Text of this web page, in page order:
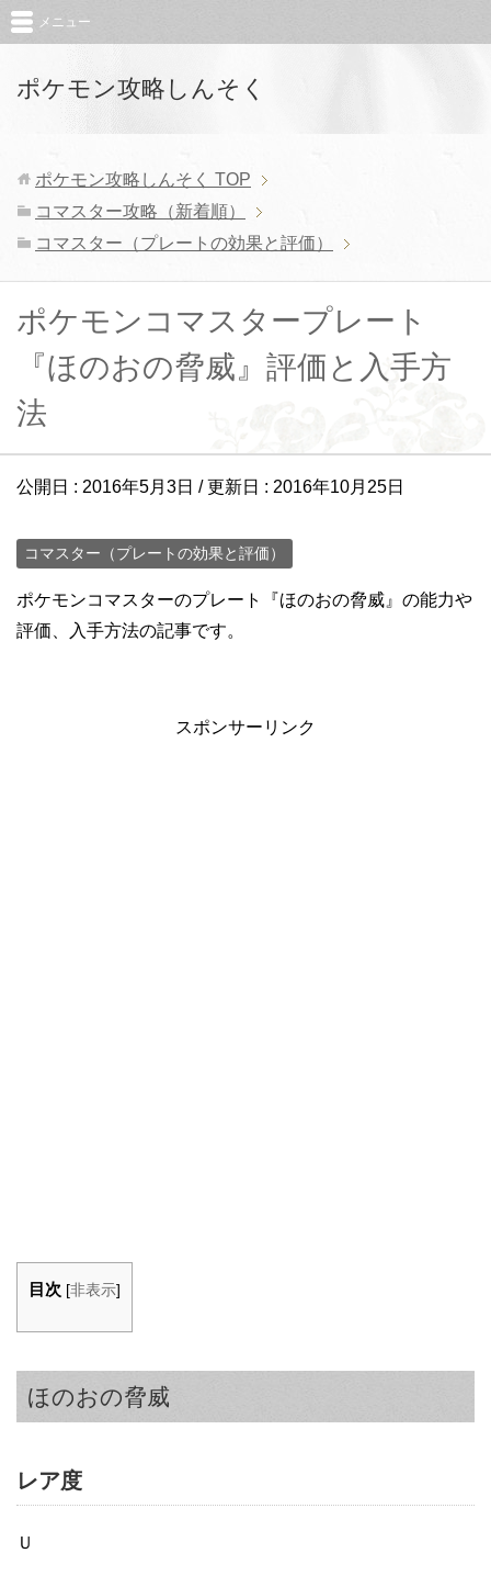
ポケモン攻略しんそく
メニュー
ポケモン攻略しんそく TOP
コマスター攻略（新着順）
コマスター（プレートの効果と評価）
ポケモンコマスタープレート
『ほのおの脅威』評価と入手方
法
公開日 : 2016年5月3日 / 更新日 : 2016年10月25日
コマスター（プレートの効果と評価）
ポケモンコマスターのプレート『ほのおの脅威』の能力や
評価、入手方法の記事です。
スポンサーリンク
目次 [非表示]
ほのおの脅威
レア度
Ｕ